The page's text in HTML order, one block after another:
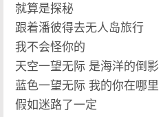
就算是探秘
跟着潘彼得去无人岛旅行
我不会怪你的
天空一望无际 是海洋的倒影
蓝色一望无际 我的你在哪里
假如迷路了一定